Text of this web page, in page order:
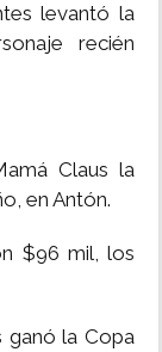
levantó la
recién
Claus la
en Antón.
$96 mil, los
ganó la Copa